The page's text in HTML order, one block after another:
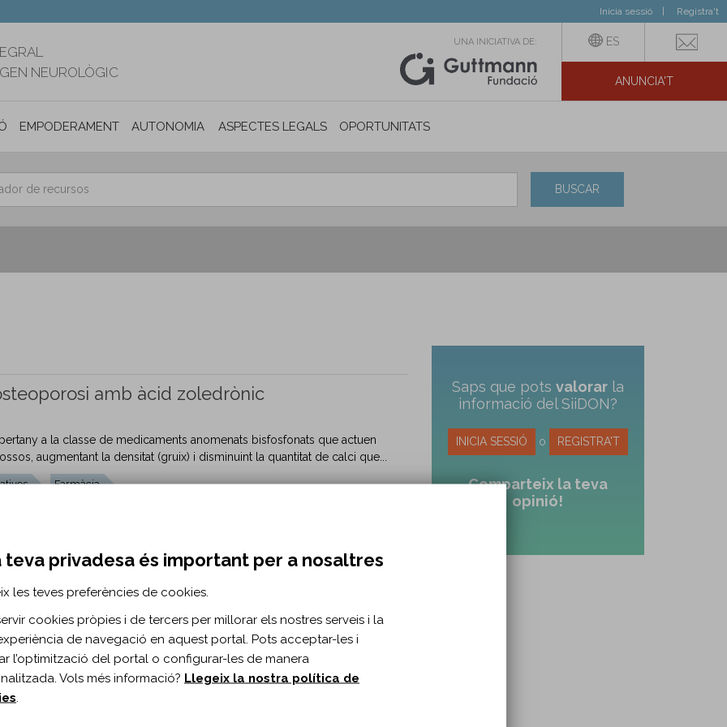
Inicia sessió Registra't
NEUROLÒGIC
UNA INICIATIVA DE: ES
ANUNCIA'T
EMPODERAMENT AUTONOMIA PERSONAL I INCLUSIÓ SOCIAL
ASPECTES LEGALS OPORTUNITATS
BUSCAR
amb àcid zoledrònic
a la classe de medicaments anomenats bisfosfonats que actuen
augmentant la densitat (gruix) i disminuint la quantitat de calci que...
Farmàcia
un anticòs monoclonal inhibidor de la resorció òssia que actua augmentant
El Denosumab s’autoadministra amb una punxada
Fitxes educatives Farmàcia
amb àcid alendrònic
Saps que pots valorarla
informació del SiiDON?
INICIA SESSIÓ o REGISTRA'T
Comparteix la teva
opinió!
teva privadesa és important per a nosaltres
les teves preferències de cookies.
cookies pròpies i de tercers per millorar els nostres serveis i la
de navegació en aquest portal. Pots acceptar-les i
l’optimització del portal o configurar-les de manera
Vols més informació? Llegeix la nostra política de